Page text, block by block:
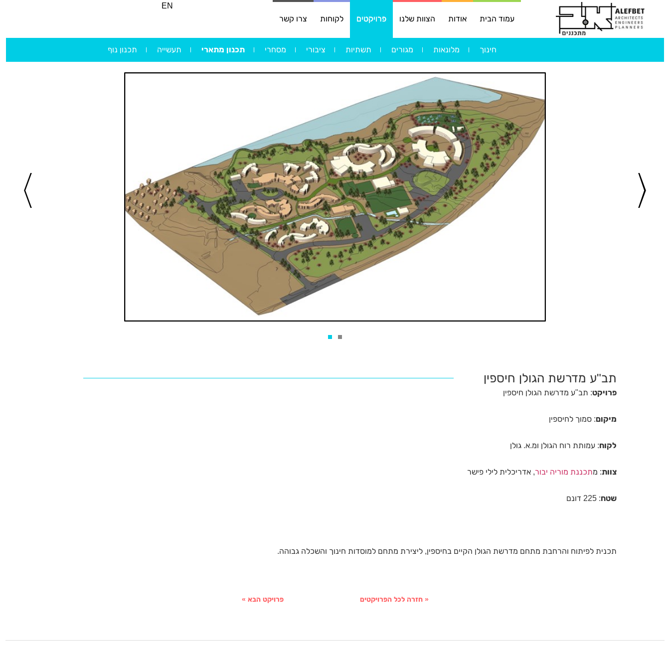
עמוד הבית אודות הצוות שלנו פרויקטים
חינוך מלונאות מגורים תשתיות ציבורי מסחרי תכנון מתארי תעשייה תכנון נוף
לקוחות צרו קשר
EN
תב"ע מדרשת הגולן חיספין
פרויקט: תב"ע מדרשת הגולן חיספין
מיקום: סמוך לחיספין
לקוח: עמותת רוח הגולן ומ.א. גולן
צוות: מתכננת מוריה יבור, אדריכלית לילי פישר
שטח: 225 דונם
תכנית לפיתוח והרחבת מתחם מדרשת הגולן הקיים בחיספין, ליצירת מתחם למוסדות חינוך והשכלה גבוהה.
« חזרה לכל הפרויקטים פרויקט הבא »